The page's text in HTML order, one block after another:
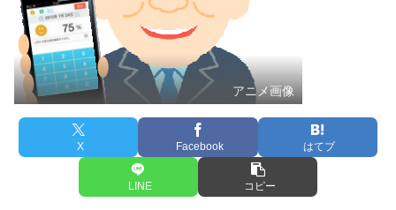
アニメ画像
X Facebook はてブ
LINE コピー